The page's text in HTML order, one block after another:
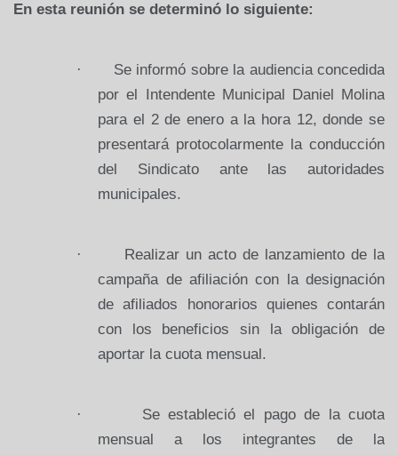
En esta reunión se determinó lo siguiente:
·
Se informó sobre la audiencia concedida
por el Intendente Municipal Daniel Molina
para el 2 de enero a la hora 12, donde se
presentará protocolarmente la conducción
del Sindicato ante las autoridades
municipales.
·
Realizar un acto de lanzamiento de la
campaña de afiliación con la designación
de afiliados honorarios quienes contarán
con los beneficios sin la obligación de
aportar la cuota mensual.
·
Se estableció el pago de la cuota
mensual a los integrantes de la